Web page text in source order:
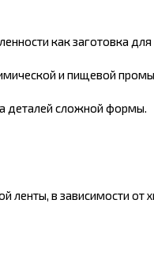
как заготовка
и пищевой
деталей сложной формы.
в зависимости от